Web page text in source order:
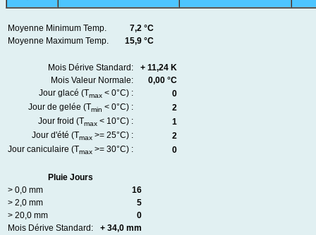
Moyenne Minimum Temp.
7,2 °C
Moyenne Maximum Temp.
15,9 °C
Mois Dérive Standard:
+ 11,24 K
Mois Valeur Normale:
0,00 °C
Jour glacé (Tmax < 0°C) :
0
Jour de gelée (Tmin < 0°C) :
2
Jour froid (Tmax < 10°C) :
1
Jour d'été (Tmax >= 25°C) :
2
Jour caniculaire (Tmax >= 30°C) : 0
Pluie Jours
> 0,0 mm
16
> 2,0 mm
5
> 20,0 mm
0
Mois Dérive Standard:
+ 34,0 mm